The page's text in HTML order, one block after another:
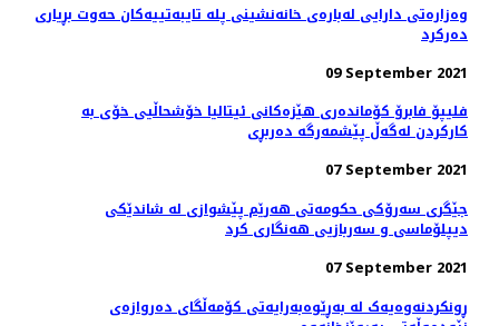
وەزارەتی دارایی لەبارەی خانەنشینی پلە تایبەتییەکان حەوت بڕیاری
دەرکرد
09 September 2021
فلیپۆ فابرۆ کۆماندەری هێزەکانی ئیتالیا خۆشحاڵیی خۆی بە
كاركردن لەگەڵ پێشمەرگە دەربڕی
07 September 2021
جێگری سەرۆکی حکومەتی هەرێم پێشوازی لە شاندێکی
دیپلۆماسی و سەربازیی هەنگاری کرد
07 September 2021
ڕونکردنەوەیەک لە بەڕێوەبەرایەتی کۆمەڵگای دەروازەی